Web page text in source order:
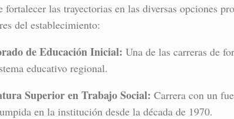
fortalecer las trayectorias en las diversas opciones
del establecimiento:
de Educación Inicial: Una de las carreras de
educativo regional.
Superior en Trabajo Social: Carrera con un
en la institución desde la década de 1970.